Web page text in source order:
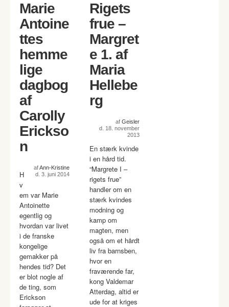
Marie
Antoine
ttes
hemme
lige
dagbog
af
Carolly
Erickso
n
afAnn-Kristine
d. 3. juni 2014
H
v
em var Marie
Antoinette
egentlig og
hvordan var livet
i de franske
kongelige
gemakker på
hendes tid? Det
er blot nogle af
de ting, som
Erickson
Rigets
frue –
Margret
e 1. af
Maria
Hellebe
rg
af Geisler
d. 18. november
2013
En stærk kvinde
i en hård tid.
“Margrete I –
rigets frue”
handler om en
stærk kvindes
modning og
kamp om
magten, men
også om et hårdt
liv fra barnsben,
hvor en
fraværende far,
kong Valdemar
Atterdag, altid er
ude for at kriges